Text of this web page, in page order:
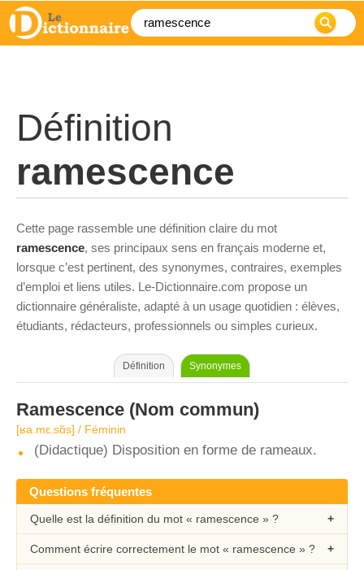
Définition
ramescence
Cette page rassemble une définition claire du mot
ramescence, ses principaux sens en français moderne et,
lorsque c’est pertinent, des synonymes, contraires, exemples
d’emploi et liens utiles. Le-Dictionnaire.com propose un
dictionnaire généraliste, adapté à un usage quotidien : élèves,
étudiants, rédacteurs, professionnels ou simples curieux.
Définition Synonymes
Ramescence (Nom commun)
[ʁa.mɛ.sɑ̃s] / Féminin
(Didactique) Disposition en forme de rameaux.
Questions fréquentes
Quelle est la définition du mot « ramescence » ?
Comment écrire correctement le mot « ramescence » ?